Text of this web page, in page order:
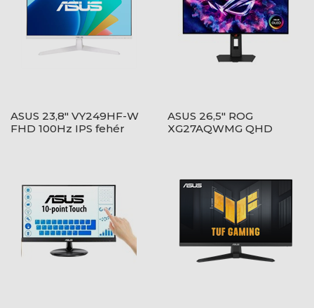
ASUS 23,8" VY249HF-W
FHD 100Hz IPS fehér
ASUS 26,5" ROG
XG27AQWMG QHD